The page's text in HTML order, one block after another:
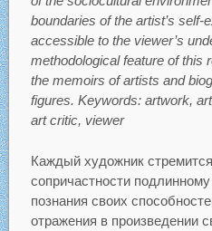
boundaries of the artist’s self-
accessible to the viewer’s
methodological feature of this
the memoirs of artists and
figures. Keywords: artwork,
art critic, viewer
Каждый художник
сопричастности
познания своих
отражения в произведении